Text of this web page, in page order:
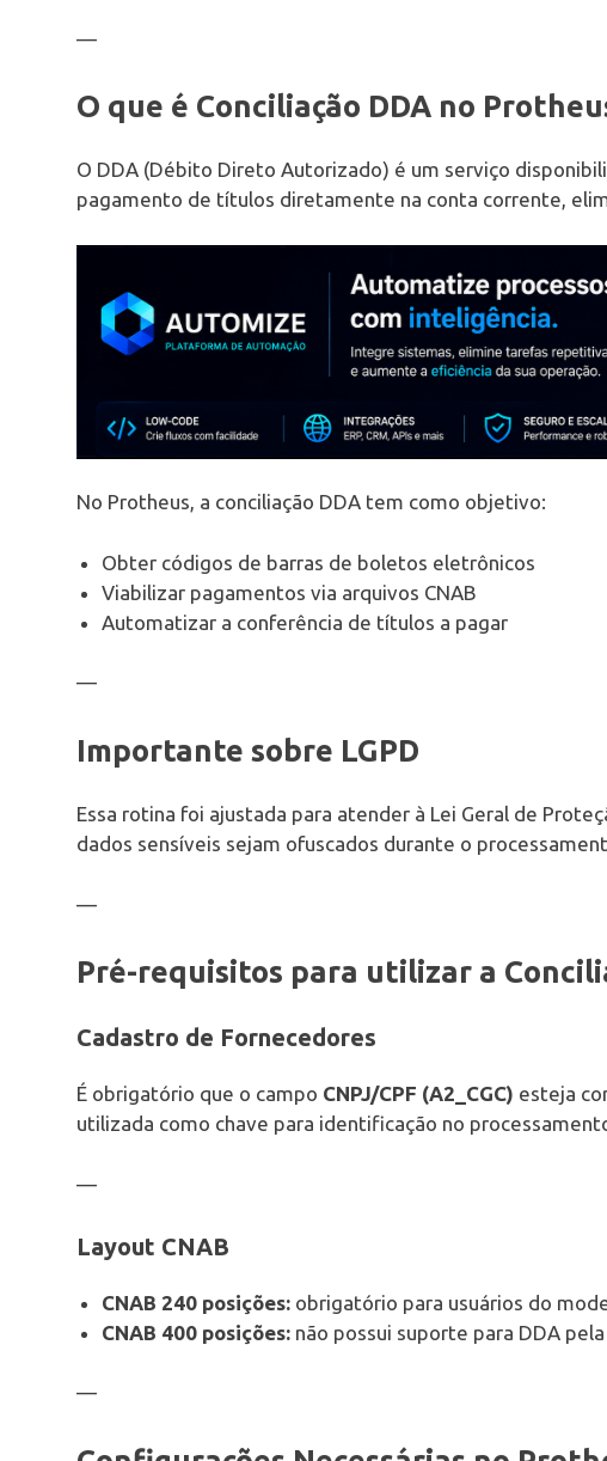
—
O que é Conciliação DDA no
O DDA (Débito Direto Autorizado) é um serviço
pagamento de títulos diretamente na conta corrente,
No Protheus, a conciliação DDA tem como objetivo:
Obter códigos de barras de boletos eletrônicos
Viabilizar pagamentos via arquivos CNAB
Automatizar a conferência de títulos a pagar
—
Importante sobre LGPD
Essa rotina foi ajustada para atender à Lei Geral de
dados sensíveis sejam ofuscados durante o
—
Pré-requisitos para utilizar a
Cadastro de Fornecedores
É obrigatório que o campo CNPJ/CPF (A2_CGC) esteja
utilizada como chave para identificação no
—
Layout CNAB
CNAB 240 posições: obrigatório para usuários do
CNAB 400 posições: não possui suporte para DDA pela
—